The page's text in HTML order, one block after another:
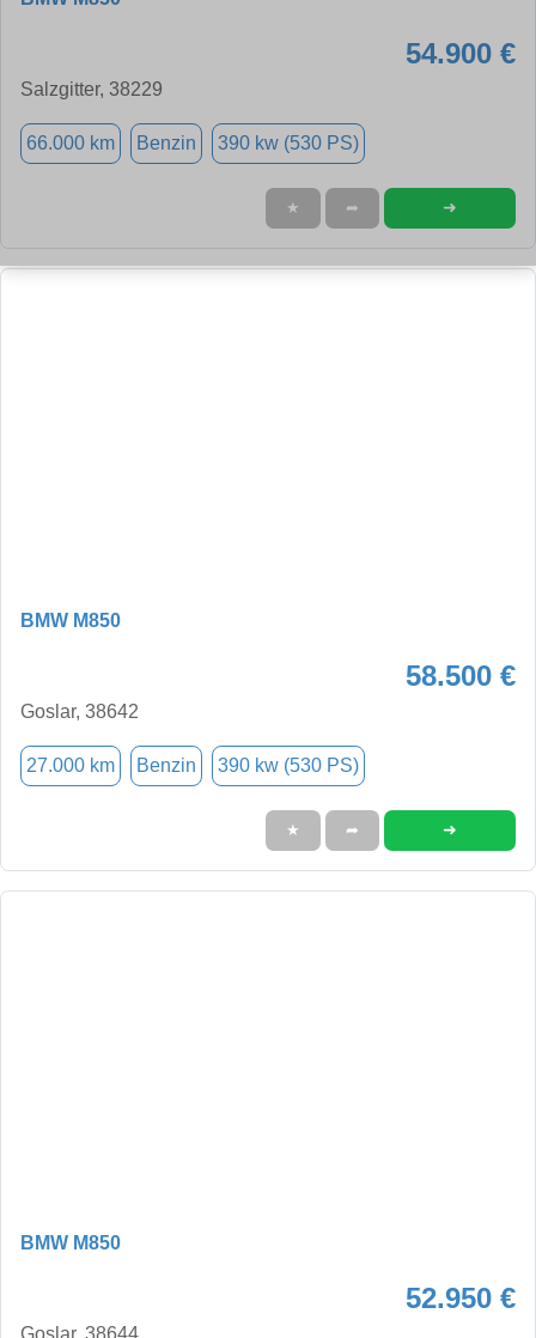
54.900 €
Salzgitter, 38229
66.000 km Benzin 390 kw (530 PS)
★ ➦ ➜
BMW M850
58.500 €
Goslar, 38642
27.000 km Benzin 390 kw (530 PS)
★ ➦ ➜
BMW M850
52.950 €
Goslar, 38644